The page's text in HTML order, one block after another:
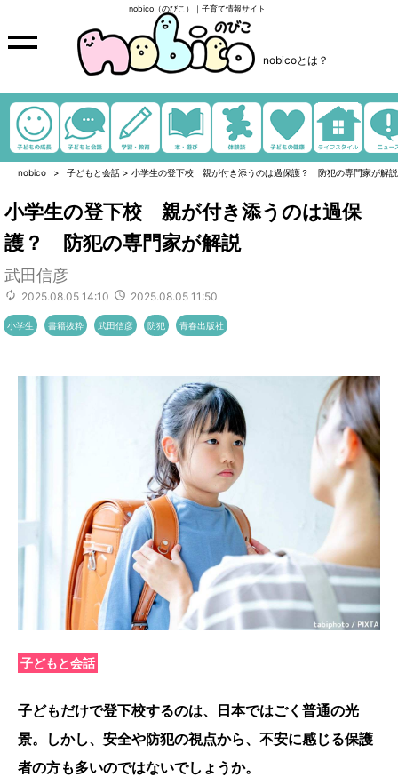
nobico（のびこ）｜子育て情報サイト
nobicoとは？
nobico 子どもと会話 > 小学生の登下校 親が付き添うのは過保護？ 防犯の専門家が解説
小学生の登下校 親が付き添うのは過保
護？ 防犯の専門家が解説
武田信彦
2025.08.05 14:10 2025.08.05 11:50
小学生 書籍抜粋 武田信彦 防犯 青春出版社
子どもと会話
子どもだけで登下校するのは、日本ではごく普通の光
景。しかし、安全や防犯の視点から、不安に感じる保護
者の方も多いのではないでしょうか。